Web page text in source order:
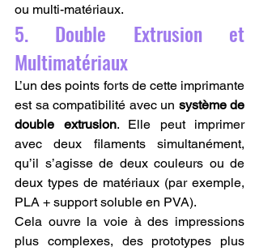
ou multi-matériaux.
5. Double Extrusion et
Multimatériaux
L’un des points forts de cette imprimante
est sa compatibilité avec un système de
double extrusion. Elle peut imprimer
avec deux filaments simultanément,
qu’il s’agisse de deux couleurs ou de
deux types de matériaux (par exemple,
PLA + support soluble en PVA).
Cela ouvre la voie à des impressions
plus complexes, des prototypes plus